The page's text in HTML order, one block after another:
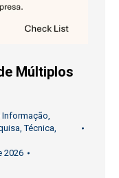
Múltiplos
Informação
,Técnica
2026